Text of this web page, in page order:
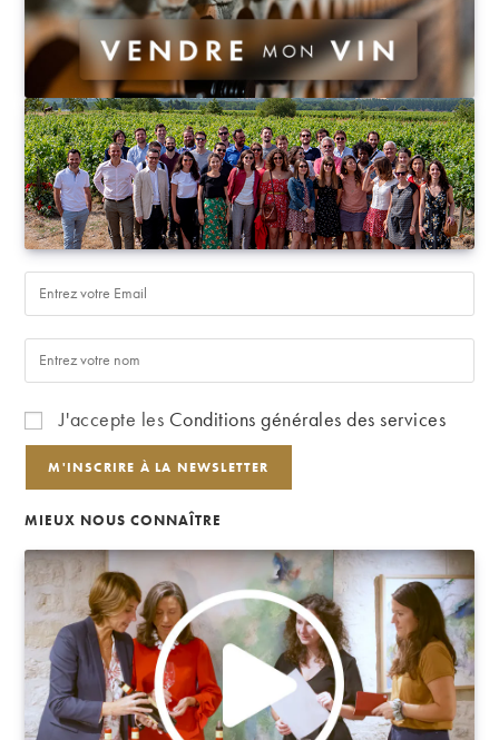
J'accepte les Conditions générales des services
MIEUX NOUS CONNAÎTRE